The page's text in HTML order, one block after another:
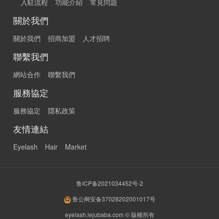
關於我們
關於我們 招商加盟 人才招聘
聯繫我們
網站合作 聯繫我們
服務協定
服務協定 隱私政策
友情連結
Eyelash Hair Market
鲁ICP备2021034452号-2
鲁公网安备37028202001017号
eyelash.lejubaba.com © 版權所有